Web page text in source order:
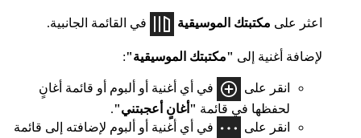
اعثر على مكتبتك الموسيقية في القائمة الجانبية.
لإضافة أغنية إلى "مكتبتك الموسيقية":
انقر على
في أي أغنية أو ألبوم أو قائمة أغانٍ
لحفظها في قائمة "أغانٍ أعجبتني".
انقر على
في أي أغنية أو ألبوم لإضافته إلى قائمة